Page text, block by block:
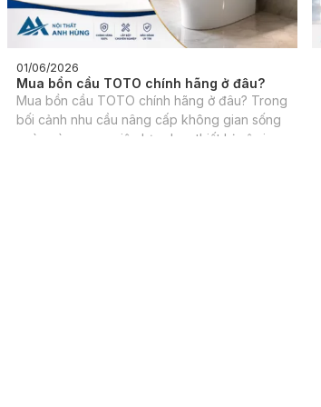
01/06/2026
Mua bồn cầu TOTO chính hãng ở đâu?
Mua bồn cầu TOTO chính hãng ở đâu? Trong
bối cảnh nhu cầu nâng cấp không gian sống
ngày càng cao, việc lựa chọn thiết bị vệ sinh